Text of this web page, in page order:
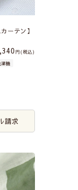
ーテン】
税込
濯機
請求